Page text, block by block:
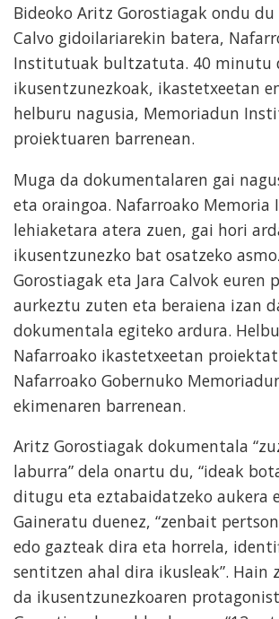
Bideoko Aritz Gorostiagak ondu du
Calvo gidoilariarekin batera,
Institutuak bultzatuta. 40 minutu
ikusentzunezkoak, ikastetxeetan
helburu nagusia, Memoriadun
proiektuaren barrenean.
Muga da dokumentalaren gai
eta oraingoa. Nafarroako
lehiaketara atera zuen, gai hori
ikusentzunezko bat osatzeko
Gorostiagak eta Jara Calvok euren
aurkeztu zuten eta beraiena izan
dokumentala egiteko ardura.
Nafarroako ikastetxeetan
Nafarroako Gobernuko
ekimenaren barrenean.
Aritz Gorostiagak dokumentala
laburra” dela onartu du, “ideak
ditugu eta eztabaidatzeko aukera
Gaineratu duenez, “zenbait
edo gazteak dira eta horrela,
sentitzen ahal dira ikusleak”. Hain
da ikusentzunezkoaren